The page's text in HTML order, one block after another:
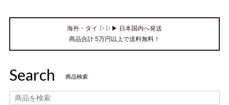
海外・タイ ▷▷▶ 日本国内へ発送
商品合計 5万円以上で送料無料！
Search 商品検索